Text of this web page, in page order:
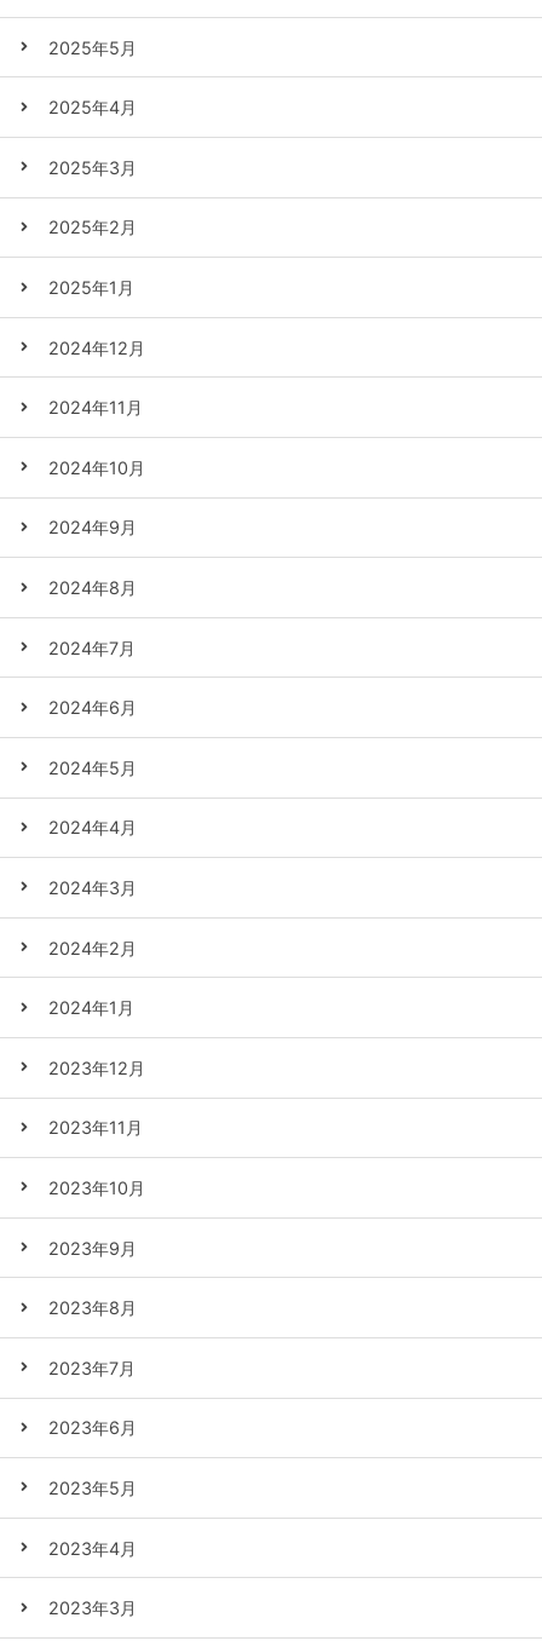
2025年5月
2025年4月
2025年3月
2025年2月
2025年1月
2024年12月
2024年11月
2024年10月
2024年9月
2024年8月
2024年7月
2024年6月
2024年5月
2024年4月
2024年3月
2024年2月
2024年1月
2023年12月
2023年11月
2023年10月
2023年9月
2023年8月
2023年7月
2023年6月
2023年5月
2023年4月
2023年3月